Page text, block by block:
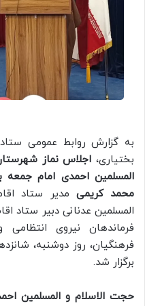
به گزارش روابط عمومی
بختیاری، اجلاس نماز
المسلمین احمدی امام جمعه
محمد کریمی مدیر ستاد
المسلمین عدنانی دبیر ستاد
فرماندهان نیروی
فرهنگیان، روز دوشنبه،
برگزار شد.
حجت الاسلام و المسلمین